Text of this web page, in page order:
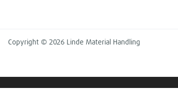
Copyright © 2026 Linde Material Handling